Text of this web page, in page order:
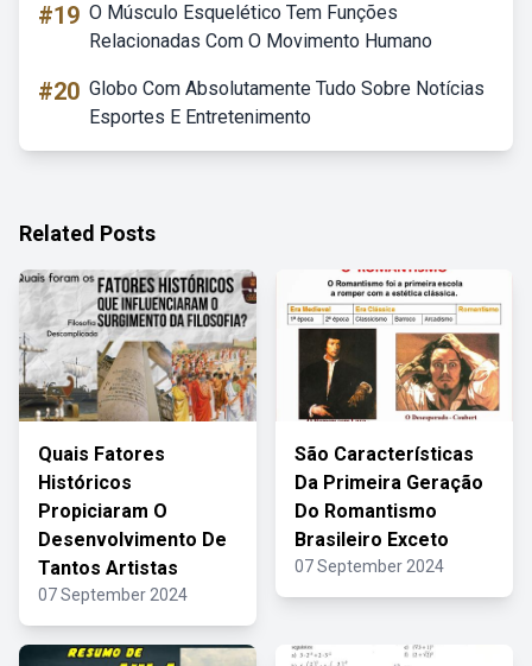
#19 O Músculo Esquelético Tem Funções
Relacionadas Com O Movimento Humano
#20 Globo Com Absolutamente Tudo Sobre Notícias
Esportes E Entretenimento
Related Posts
Quais Fatores
Históricos
Propiciaram O
Desenvolvimento De
Tantos Artistas
07 September 2024
São Características
Da Primeira Geração
Do Romantismo
Brasileiro Exceto
07 September 2024